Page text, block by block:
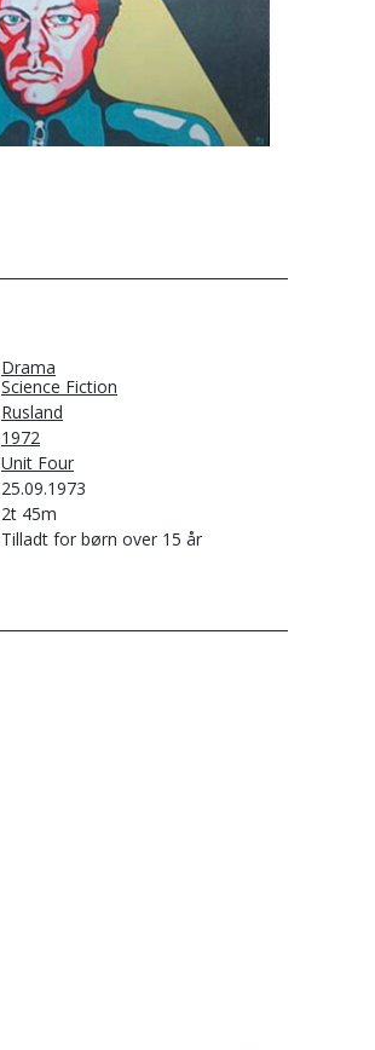
Drama
Science Fiction
Rusland
1972
Unit Four
25.09.1973
2t 45m
Tilladt for børn over 15 år